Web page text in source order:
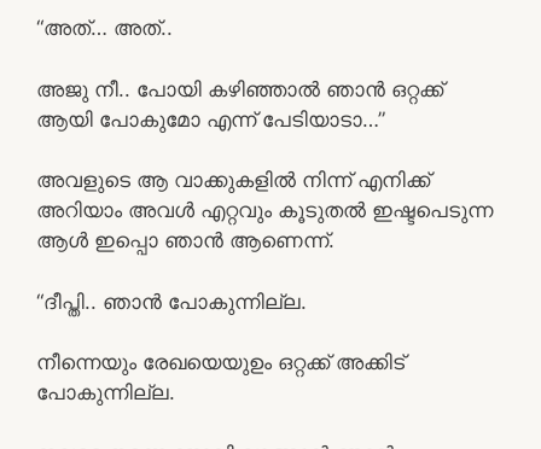
“അത്‌… അത്‌..
അജു നീ.. പോയി കഴിഞ്ഞാൽ ഞാൻ ഒറ്റക്ക്
ആയി പോകുമോ എന്ന് പേടിയാടാ…”
അവളുടെ ആ വാക്കുകളിൽ നിന്ന് എനിക്ക്
അറിയാം അവൾ എറ്റവും കൂടുതൽ ഇഷ്ടപെടുന്ന
ആൾ ഇപ്പൊ ഞാൻ ആണെന്ന്.
“ദീപ്തി.. ഞാൻ പോകുന്നില്ല.
നീന്നെയും രേഖയെയുഉം ഒറ്റക്ക് അക്കിട്
പോകുന്നില്ല.